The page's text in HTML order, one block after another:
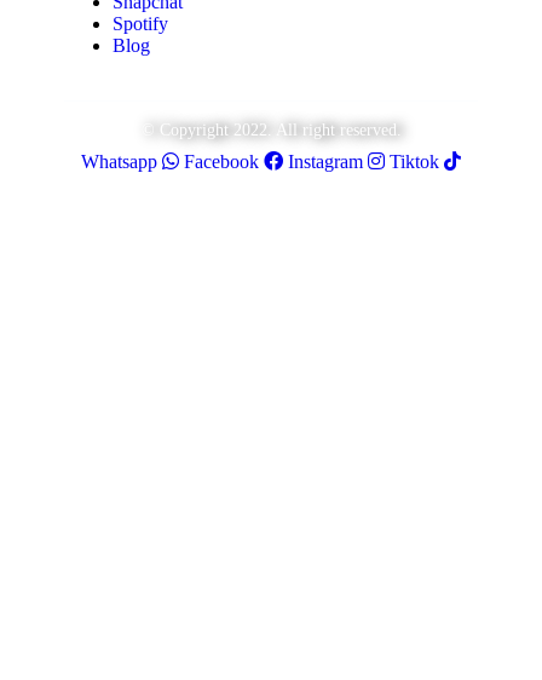
Spotify
Blog
© Copyright 2022. All right reserved.
Whatsapp Facebook Instagram Tiktok